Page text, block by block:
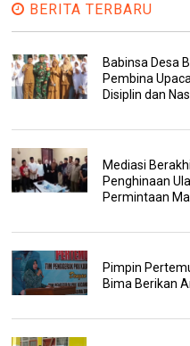
BERITA TERBARU
Babinsa Desa
Pembina
Disiplin dan
Mediasi
Penghinaan
Permintaan
Pimpin
Bima Berikan